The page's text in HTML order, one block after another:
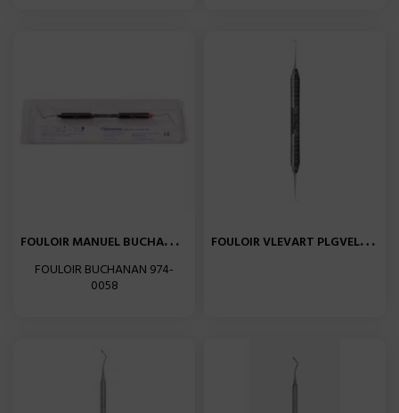
F
OULOIR MANUEL BUCHANAN N°1...
FOULOIR BUCHANAN 974-
0058
F
OULOIR VLEVART PLGVEL56 HU...